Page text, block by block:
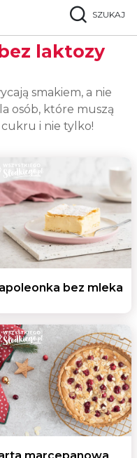
SZUKAJ
laktozy
smakiem, a nie
osób, które muszą
i nie tylko!
bez mleka
marcepanowa